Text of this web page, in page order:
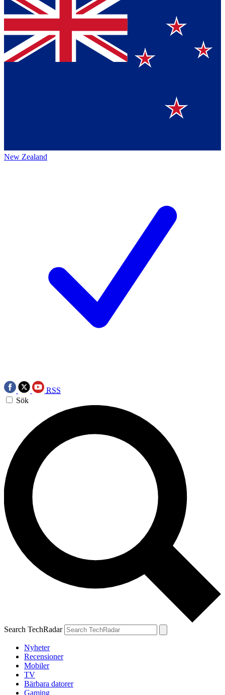
New Zealand
RSS
Sök
Search TechRadar
Nyheter
Recensioner
Mobiler
TV
Bärbara datorer
Gaming